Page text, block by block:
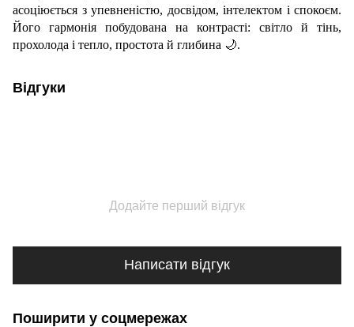
асоціюється з упевненістю, досвідом, інтелектом і спокоєм.
Його гармонія побудована на контрасті: світло й тінь,
прохолода і тепло, простота й глибина 🌙.
Відгуки
Додайте перший відгук
Написати відгук
Поширити у соцмережах